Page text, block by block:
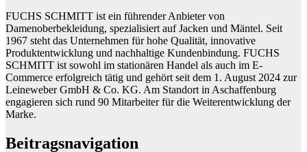
FUCHS SCHMITT ist ein führender Anbieter von
Damenoberbekleidung, spezialisiert auf Jacken und Mäntel. Seit
1967 steht das Unternehmen für hohe Qualität, innovative
Produktentwicklung und nachhaltige Kundenbindung. FUCHS
SCHMITT ist sowohl im stationären Handel als auch im E-
Commerce erfolgreich tätig und gehört seit dem 1. August 2024 zur
Leineweber GmbH & Co. KG. Am Standort in Aschaffenburg
engagieren sich rund 90 Mitarbeiter für die Weiterentwicklung der
Marke.
Beitragsnavigation